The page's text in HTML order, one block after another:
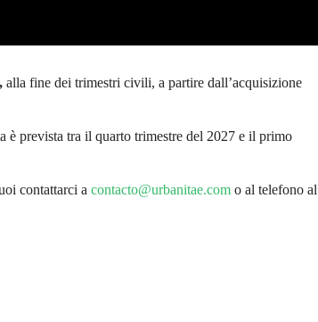
alla fine dei trimestri civili, a partire dall’acquisizione
è prevista tra il quarto trimestre del 2027 e il primo
contattarci a contacto@urbanitae.com o al telefono al